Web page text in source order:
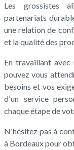
Les grossistes
partenariats
une relation de
et la qualité des
En travaillant avec
pouvez vous
besoins et vos
d'un service
chaque étape de
N'hésitez pas à
à Bordeaux pour